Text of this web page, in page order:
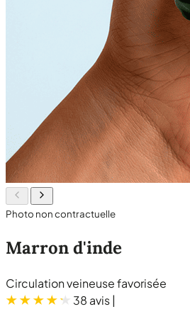
Photo non contractuelle
Marron d'inde
Circulation veineuse favorisée
38 avis|